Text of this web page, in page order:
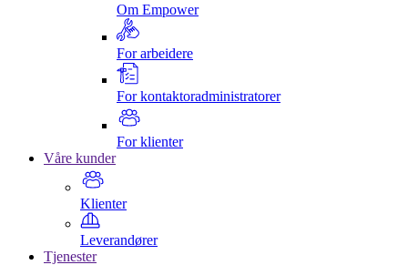
Om Empower
For arbeidere
For kontaktoradministratorer
For klienter
Våre kunder
Klienter
Leverandører
Tjenester